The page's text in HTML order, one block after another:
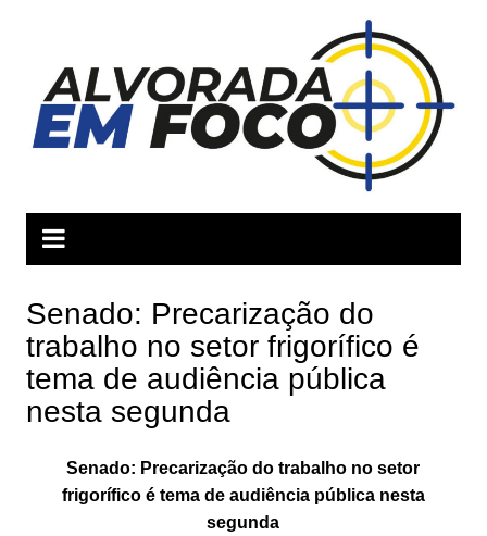
conteúdo
Senado: Precarização do
trabalho no setor frigorífico é
tema de audiência pública
nesta segunda
Senado: Precarização do trabalho no setor
frigorífico é tema de audiência pública nesta
segunda